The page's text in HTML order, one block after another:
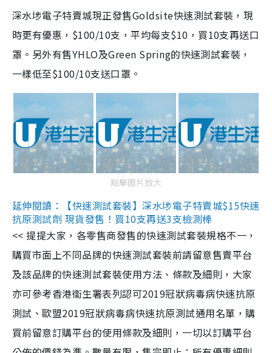
深水埗電子特賣城現正發售Goldsite快速測試套裝，現
時更有優惠，$100/10支，平均每支$10，買10支再送口
罩。另外有售YHLO及Green Spring的快速測試套裝，
一樣低至$100/10支送口罩。
點擊圖片放大
延伸閱讀：【快速測試套裝】深水埗電子特賣城$15快速
抗原測試劑 現貨發售！買10支再送3支檢測棒
<< 提提大家，各零售商發售的快速測試套裝規格不一，
購買市面上不同品牌的快速測試套裝前請留意售賣平台
及該品牌的快速測試套裝使用方法、條款及細則，大家
亦可參考香港衞生署表列認可2019冠狀病毒病快速抗原
測試、歐盟2019冠狀病毒病快速抗原測試通用名單，購
買前留意訂購平台的使用條款及細則，一切以訂購平台